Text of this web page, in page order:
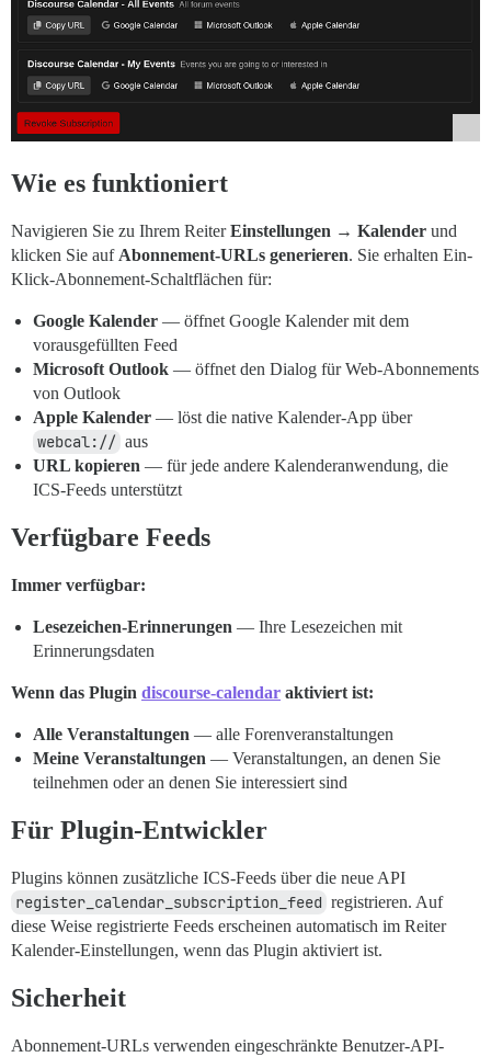
Wie es funktioniert
Navigieren Sie zu Ihrem ReiterEinstellungen → Kalender und
klicken Sie auf Abonnement-URLs generieren. Sie erhalten Ein-
Klick-Abonnement-Schaltflächen für:
Google Kalender — öffnet Google Kalender mit dem
vorausgefüllten Feed
Microsoft Outlook — öffnet den Dialog für Web-Abonnements
von Outlook
Apple Kalender — löst die native Kalender-App über
webcal:// aus
URL kopieren — für jede andere Kalenderanwendung, die
ICS-Feeds unterstützt
Verfügbare Feeds
Immer verfügbar:
Lesezeichen-Erinnerungen — Ihre Lesezeichen mit
Erinnerungsdaten
Wenn das Plugin discourse-calendar aktiviert ist:
Alle Veranstaltungen — alle Forenveranstaltungen
Meine Veranstaltungen — Veranstaltungen, an denen Sie
teilnehmen oder an denen Sie interessiert sind
Für Plugin-Entwickler
Plugins können zusätzliche ICS-Feeds über die neue API
register_calendar_subscription_feed registrieren. Auf
diese Weise registrierte Feeds erscheinen automatisch im Reiter
Kalender-Einstellungen, wenn das Plugin aktiviert ist.
Sicherheit
Abonnement-URLs verwenden eingeschränkte Benutzer-API-